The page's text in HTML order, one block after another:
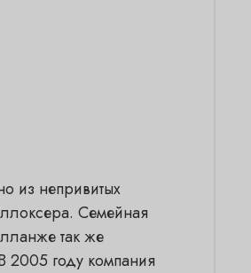
из непривитых
Семейная
так же
2005 году компания